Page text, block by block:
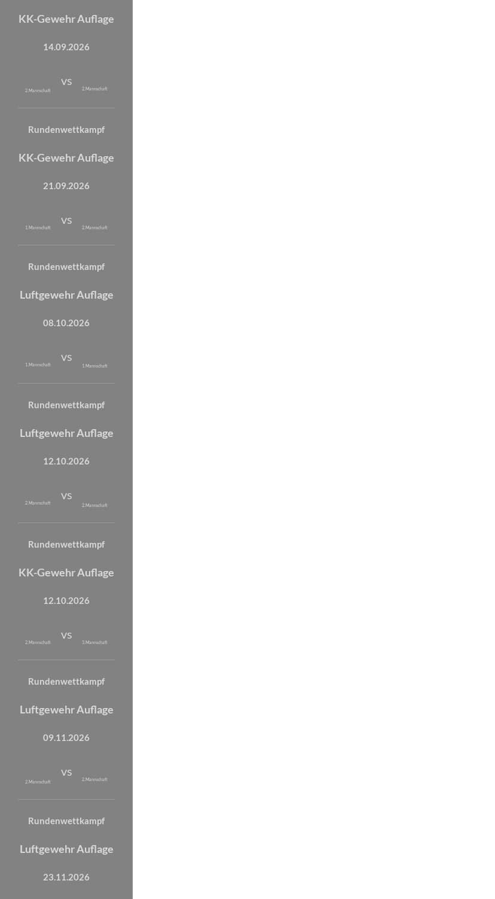
KK-Gewehr Auflage
14.09.2026
2. Mannschaft
vs
2. Mannschaft
Rundenwettkampf
KK-Gewehr Auflage
21.09.2026
1. Mannschaft
vs
2. Mannschaft
Rundenwettkampf
Luftgewehr Auflage
08.10.2026
1. Mannschaft
vs
1. Mannschaft
Rundenwettkampf
Luftgewehr Auflage
12.10.2026
2. Mannschaft
vs
2. Mannschaft
Rundenwettkampf
KK-Gewehr Auflage
12.10.2026
2. Mannschaft
vs
3. Mannschaft
Rundenwettkampf
Luftgewehr Auflage
09.11.2026
2. Mannschaft
vs
2. Mannschaft
Rundenwettkampf
Luftgewehr Auflage
23.11.2026